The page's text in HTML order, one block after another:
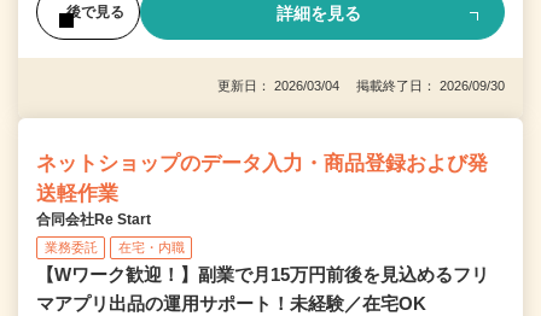
後で見る 詳細を見る
更新日： 2026/03/04 掲載終了日： 2026/09/30
ネットショップのデータ入力・商品登録および発
送軽作業
合同会社Re Start
業務委託 在宅・内職
【Wワーク歓迎！】副業で月15万円前後を見込めるフリ
マアプリ出品の運用サポート！未経験／在宅OK